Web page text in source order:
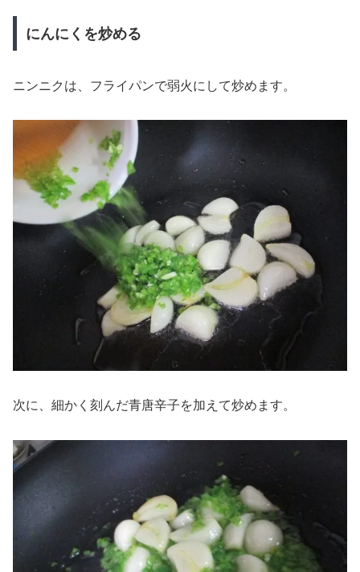
にんにくを炒める
ニンニクは、フライパンで弱火にして炒めます。
次に、細かく刻んだ青唐辛子を加えて炒めます。